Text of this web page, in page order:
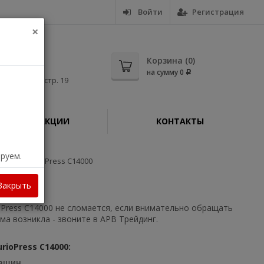
Войти Регистрация
д. 11, стр. 19
Корзина (0)
на сумму0 Р
АКЦИИ КОНТАКТЫ
AccurioPress C14000
C14000 не сломается, если внимательно обращать
возникла - звоните в АРВ Трейдинг.
C14000:
×